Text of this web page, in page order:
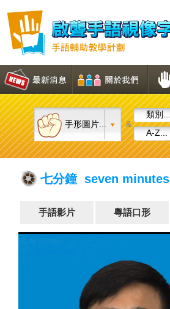
手形圖片... &
類別...
A-Z...
七分鐘 seven minutes
手語影片 粵語口形